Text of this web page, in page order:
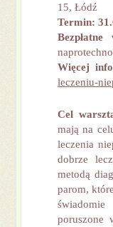
15, Łódź
Termin:
Bezpłatne
Więcej
leczeniu-
Cel
mają na
leczenia
dobrze
metodą
parom,
poruszone